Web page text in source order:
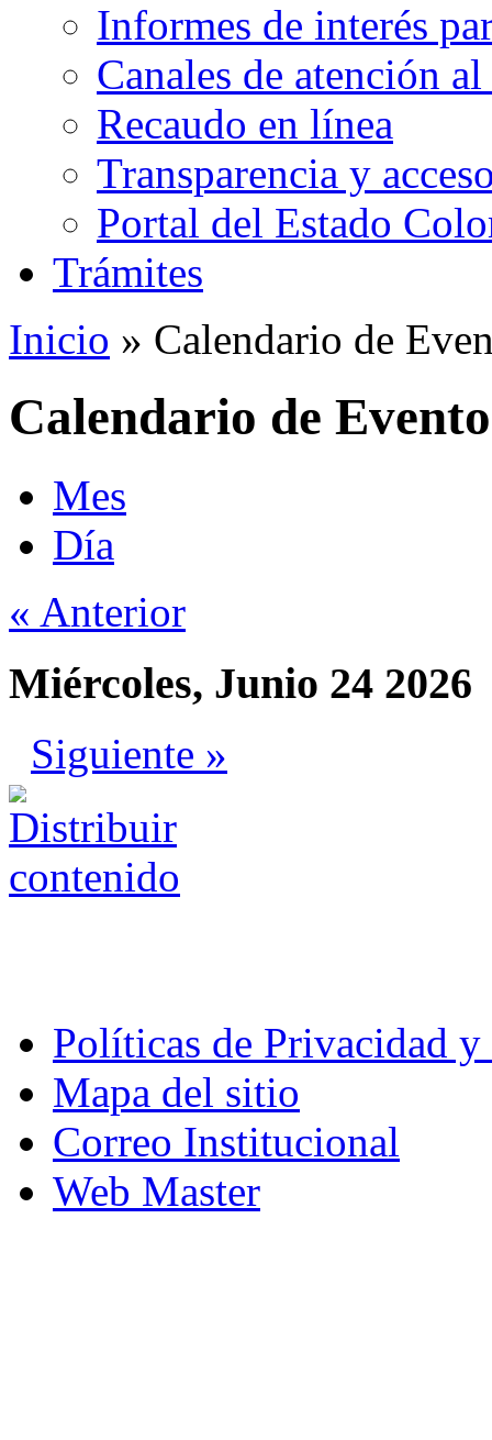
Informes de interés
Canales de atención
Recaudo en línea
Transparencia y
Portal del Estado
Trámites
Inicio » Calendario de
Calendario de
Mes
Día
« Anterior
Miércoles, Junio 24 2026
Siguiente »
Políticas de Privacidad
Mapa del sitio
Correo Institucional
Web Master